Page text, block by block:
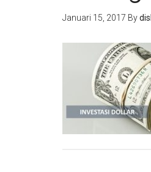
Januari 15, 2017 By